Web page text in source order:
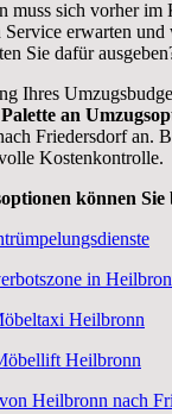
muss sich vorher im
erwarten und
Sie dafür
Ihres
an
Friedersdorf an.
Kostenkontrolle.
können Sie
in
Heilbronn
Heilbronn
Heilbronn nach